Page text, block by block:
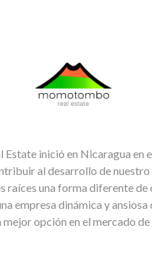
inició en Nicaragua en
al desarrollo de
raíces una forma diferente
empresa dinámica y
opción en el mercado